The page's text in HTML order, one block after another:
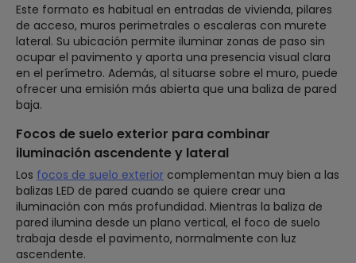
Este formato es habitual en entradas de vivienda, pilares
de acceso, muros perimetrales o escaleras con murete
lateral. Su ubicación permite iluminar zonas de paso sin
ocupar el pavimento y aporta una presencia visual clara
en el perímetro. Además, al situarse sobre el muro, puede
ofrecer una emisión más abierta que una baliza de pared
baja.
Focos de suelo exterior para combinar
iluminación ascendente y lateral
Los focos de suelo exterior complementan muy bien a las
balizas LED de pared cuando se quiere crear una
iluminación con más profundidad. Mientras la baliza de
pared ilumina desde un plano vertical, el foco de suelo
trabaja desde el pavimento, normalmente con luz
ascendente.